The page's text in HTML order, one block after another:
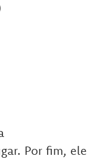
Por fim, ele